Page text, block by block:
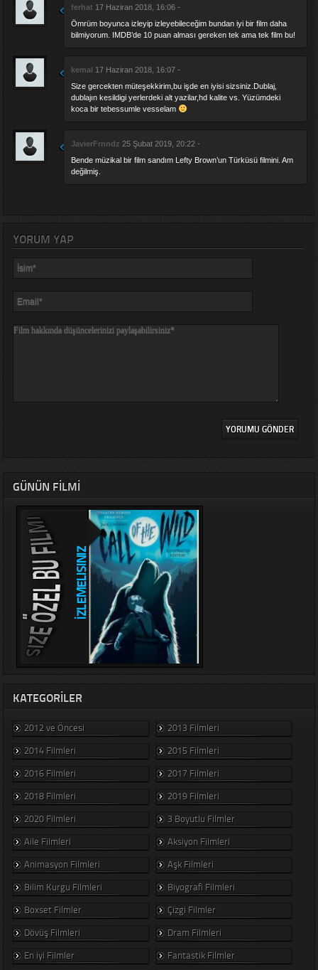
ferhat 17 Haziran 2018, 16:06 -
Ömrüm boyunca izleyip izleyebileceğim bundan iyi bir film daha
bilmiyorum. IMDB’de 10 puan alması gereken tek ama tek film bu!
kemal 17 Haziran 2018, 16:07 -
Size gercekten müteşekkirim,bu işde en iyisi sizsiniz.Dublaj,
dublajın kesildigi yerlerdeki alt yazilar,hd kalite vs. Yüzümdeki
koca bir tebessumle vesselam
JavierFrnndz 25 Şubat 2019, 20:22 -
Bende müzikal bir film sandım Lefty Brown’un Türküsü filmini. Am
değilmiş.
YORUM YAP
GÜNÜN FILMI
KATEGORILER
2012 ve Öncesi
2013 Filmleri
2014 Filmleri
2015 Filmleri
2016 Filmleri
2017 Filmleri
2018 Filmleri
2019 Filmleri
2020 Filmleri
3 Boyutlu Filmler
Aile Filmleri
Aksiyon Filmleri
Animasyon Filmleri
Aşk Filmleri
Bilim Kurgu Filmleri
Biyografi Filmleri
Boxset Filmler
Çizgi Filmler
Dövüş Filmleri
Dram Filmleri
En iyi Filmler
Fantastik Filmler